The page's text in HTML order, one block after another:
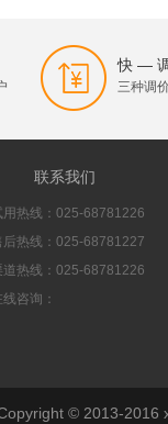
快 —
三种调
联系我们
用热线：025-68781226
后热线：025-68781227
道热线：025-68781226
咨询：
© 2013-2016